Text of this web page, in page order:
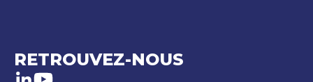
RETROUVEZ-NOUS